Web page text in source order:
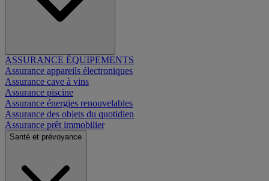
ASSURANCE ÉQUIPEMENTS
Assurance appareils électroniques
Assurance cave à vins
Assurance piscine
Assurance énergies renouvelables
Assurance des objets du quotidien
Assurance prêt immobilier
Santé et prévoyance